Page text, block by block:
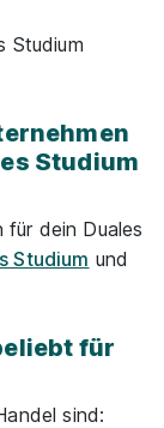
Studium
Studium
für dein Duales
Studium und
für
sind: